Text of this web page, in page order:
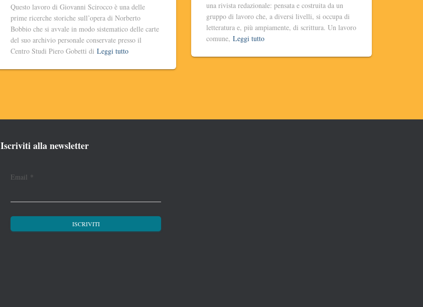
Questo lavoro di Giovanni Scirocco è una delle
prime ricerche storiche sull’opera di Norberto
Bobbio che si avvale in modo sistematico delle carte
del suo archivio personale conservate presso il
Centro Studi Piero Gobetti di Leggi tutto
una rivista redazionale: pensata e costruita da un
gruppo di lavoro che, a diversi livelli, si occupa di
letteratura e, più ampiamente, di scrittura. Un lavoro
comune, Leggi tutto
Iscriviti alla newsletter
Email *